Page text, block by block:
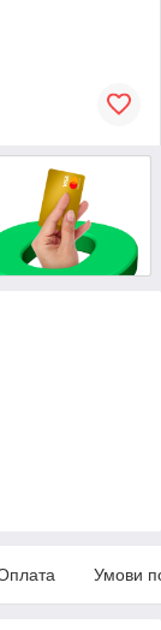
Умови